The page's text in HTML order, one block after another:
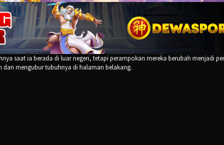
saat ia berada di luar negeri, tetapi perampokan mereka berubah menjadi
mengubur tubuhnya di halaman belakang.